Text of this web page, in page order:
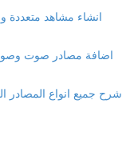
انشاء مشاهد متعددة و
اضافة مصادر صوت
شرح جميع انواع المصادر